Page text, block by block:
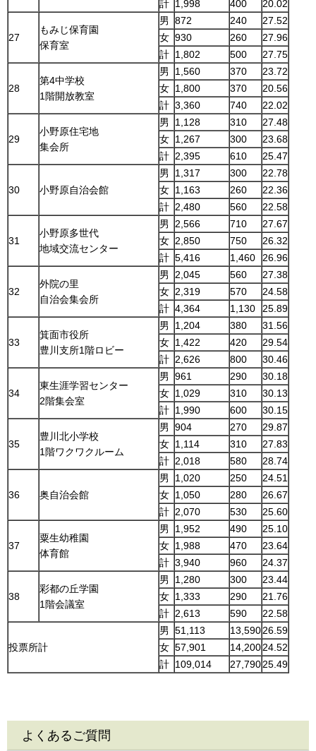
計 1,998 400 20.02
27
もみじ保育園
保育室
男 872 240
27.52
女 930 260
27.96
計 1,802 500 27.75
28
第4中学校
1階開放教室
男 1,560 370
23.72
女 1,800 370
20.56
計 3,360 740 22.02
29
小野原住宅地
集会所
男 1,128 310
27.48
女 1,267 300
23.68
計 2,395 610 25.47
30 小野原自治会館
男 1,317 300
22.78
女 1,163 260
22.36
計 2,480 560 22.58
31
小野原多世代
地域交流センター
男 2,566 710
27.67
女 2,850 750
26.32
計 5,416 1,460 26.96
32
外院の里
自治会集会所
男 2,045 560
27.38
女 2,319 570
24.58
計 4,364 1,130 25.89
33
箕面市役所
豊川支所1階ロビー
男 1,204 380
31.56
女 1,422 420
29.54
計 2,626 800 30.46
34
東生涯学習センター
2階集会室
男 961 290
30.18
女 1,029 310
30.13
計 1,990 600 30.15
35
豊川北小学校
1階ワクワクルーム
男 904 270
29.87
女 1,114 310
27.83
計 2,018 580 28.74
36 奥自治会館
男 1,020 250
24.51
女 1,050 280
26.67
計 2,070 530 25.60
37
粟生幼稚園
体育館
男 1,952 490
25.10
女 1,988 470
23.64
計 3,940 960 24.37
38
彩都の丘学園
1階会議室
男 1,280 300
23.44
女 1,333 290
21.76
計 2,613 590 22.58
投票所計
男 51,113 13,59026.59
女 57,901 14,20024.52
計 109,014 27,79025.49
よくあるご質問